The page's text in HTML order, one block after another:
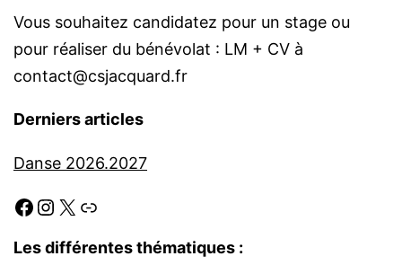
Vous souhaitez candidatez pour un stage ou
pour réaliser du bénévolat : LM + CV à
contact@csjacquard.fr
Derniers articles
Danse 2026.2027
Facebook
Instagram
X Link
Les différentes thématiques :